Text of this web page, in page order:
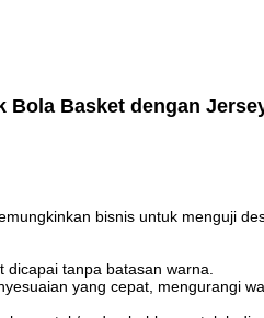
Basket dengan
bisnis untuk menguji
tanpa batasan warna.
yang cepat, mengurangi